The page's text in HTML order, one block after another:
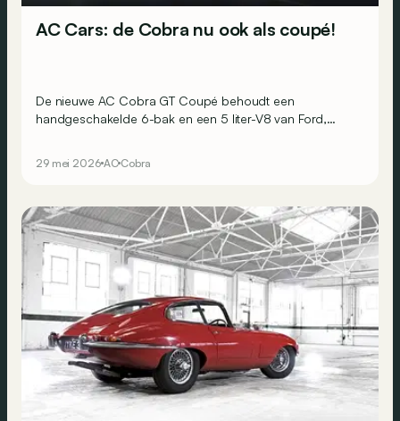
AC Cars: de Cobra nu ook als coupé!
De nieuwe AC Cobra GT Coupé behoudt een
handgeschakelde 6-bak en een 5 liter-V8 van Ford,
29 mei 2026 AC Cobra